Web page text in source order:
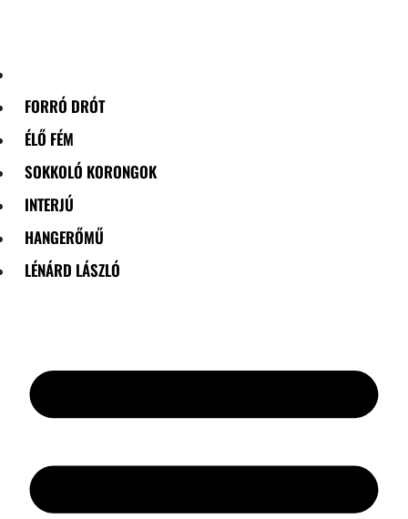
FORRÓ DRÓT
ÉLŐ FÉM
SOKKOLÓ KORONGOK
INTERJÚ
HANGERŐMŰ
LÉNÁRD LÁSZLÓ